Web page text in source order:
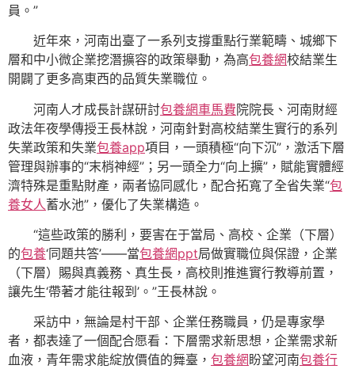
員。”
近年來，河南出臺了一系列支撐重點行業範疇、城鄉下
層和中小微企業挖潛擴容的政策舉動，為高包養網校結業生
開闢了更多高東西的品質失業職位。
河南人才成長計謀研討包養網車馬費院院長、河南財經
政法年夜學傳授王長林說，河南針對高校結業生實行的系列
失業政策和失業包養app項目，一頭積極“向下沉”，激活下層
管理與辦事的“末梢神經”；另一頭全力“向上擴”，賦能實體經
濟特殊是重點財產，兩者協同感化，配合拓寬了全省失業“包
養女人蓄水池”，優化了失業構造。
“這些政策的勝利，要害在于當局、高校、企業（下層）
的包養‘同題共答’——當包養網ppt局做實職位與保證，企業
（下層）賜與真義務、真生長，高校則推進實行教導前置，
讓先生‘帶著才能往報到’。”王長林說。
采訪中，無論是村干部、企業任務職員，仍是專家學
者，都表達了一個配合愿看：下層需求新思想，企業需求新
血液，青年需求能綻放價值的舞臺， 包養網 盼望河南包養行